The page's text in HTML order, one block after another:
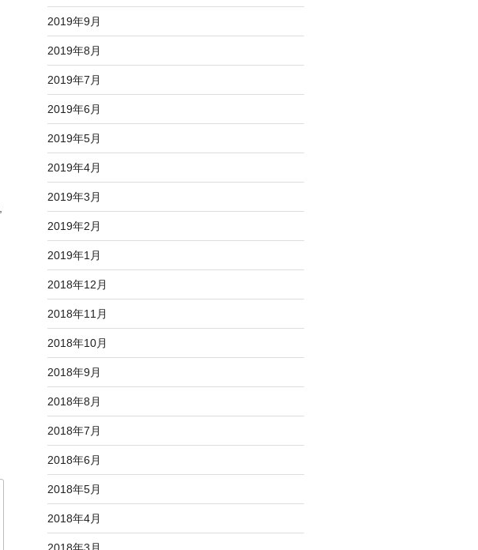
2019年9月
2019年8月
2019年7月
2019年6月
2019年5月
2019年4月
2019年3月
2019年2月
2019年1月
2018年12月
2018年11月
2018年10月
2018年9月
2018年8月
2018年7月
2018年6月
2018年5月
2018年4月